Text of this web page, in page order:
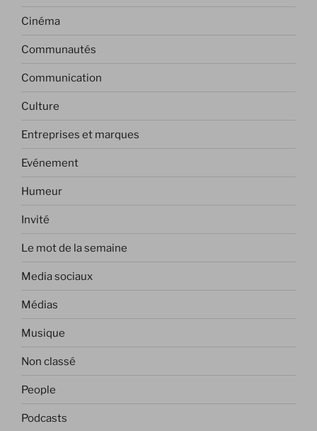
Cinéma
Communautés
Communication
Culture
Entreprises et marques
Evénement
Humeur
Invité
Le mot de la semaine
Media sociaux
Médias
Musique
Non classé
People
Podcasts